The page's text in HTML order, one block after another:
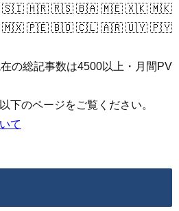
🇭🇷 🇷🇸 🇧🇦 🇲🇪 🇽🇰 🇲🇰
🇵🇪 🇧🇴 🇨🇱 🇦🇷 🇺🇾 🇵🇾
の総記事数は4500以上・月間PV
下のページをご覧ください。
て